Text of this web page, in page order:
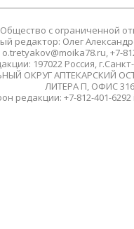
с ограниченной
редактор: Олег
o.tretyakov@moika78.ru, +7-
197022 Россия,
ОКРУГ АПТЕКАРСКИЙ
ЛИТЕРА П, ОФИС 316
редакции: +7-812-401-